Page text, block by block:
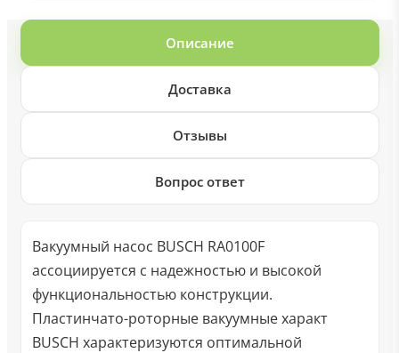
Описание
Доставка
Отзывы
Вопрос ответ
Вакуумный насос BUSCH RA0100F
ассоциируется с надежностью и высокой
функциональностью конструкции.
Пластинчато-роторные вакуумные характ
BUSCH характеризуются оптимальной